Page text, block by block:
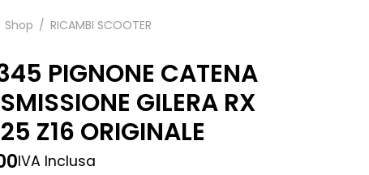
Shop / RICAMBI SCOOTER
PIGNONE CATENA
GILERA RX
Z16 ORIGINALE
IVA Inclusa